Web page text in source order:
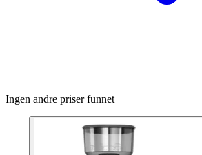
Ingen andre priser funnet